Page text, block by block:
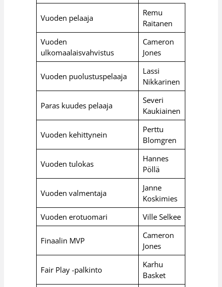
Vuoden pelaaja
Remu
Raitanen
Vuoden
ulkomaalaisvahvistus
Cameron
Jones
Vuoden puolustuspelaaja
Lassi
Nikkarinen
Paras kuudes pelaaja
Severi
Kaukiainen
Vuoden kehittynein
Perttu
Blomgren
Vuoden tulokas
Hannes
Pöllä
Vuoden valmentaja
Janne
Koskimies
Vuoden erotuomari
Ville Selkee
Finaalin MVP
Cameron
Jones
Fair Play -palkinto
Karhu
Basket